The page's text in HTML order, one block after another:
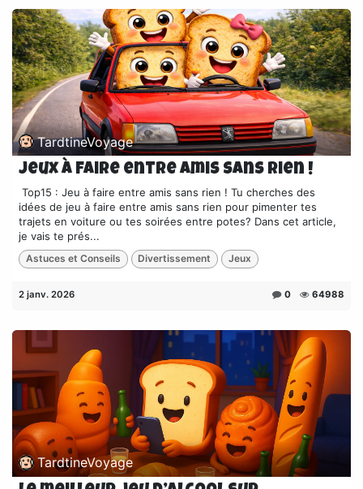
TardtineVoyage
Jeux à faire entre amis sans rien !
​ Top15 : Jeu à faire entre amis sans rien ! Tu cherches des
idées de jeu à faire entre amis sans rien pour pimenter tes
trajets en voiture ou tes soirées entre potes? Dans cet article,
je vais te prés...
Astuces et Conseils Divertissement Jeux
2 janv. 2026 0 64988
TardtineVoyage